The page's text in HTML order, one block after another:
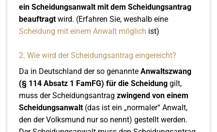
ein Scheidungsanwalt mit dem Scheidungsantrag
beauftragt wird. (Erfahren Sie, weshalb eine
Scheidung mit einem Anwalt möglich ist)
2. Wie wird der Scheidungsantrag eingereicht?
Da in Deutschland der so genannte Anwaltszwang
(§ 114 Absatz 1 FamFG) für die Scheidung gilt,
muss der Scheidungsantrag zwingend von einem
Scheidungsanwalt (das ist ein „normaler“ Anwalt,
den der Volksmund nur so nennt) gestellt werden.